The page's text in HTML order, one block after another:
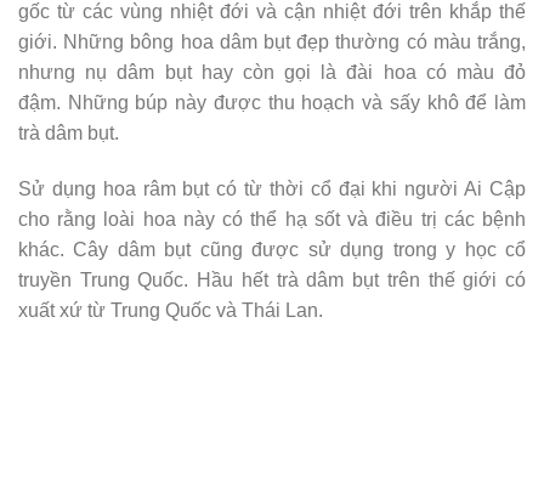
gốc từ các vùng nhiệt đới và cận nhiệt đới trên khắp thế
giới. Những bông hoa dâm bụt đẹp thường có màu trắng,
nhưng nụ dâm bụt hay còn gọi là đài hoa có màu đỏ
đậm. Những búp này được thu hoạch và sấy khô để làm
trà dâm bụt.
Sử dụng hoa râm bụt có từ thời cổ đại khi người Ai Cập
cho rằng loài hoa này có thể hạ sốt và điều trị các bệnh
khác. Cây dâm bụt cũng được sử dụng trong y học cổ
truyền Trung Quốc. Hầu hết trà dâm bụt trên thế giới có
xuất xứ từ Trung Quốc và Thái Lan.